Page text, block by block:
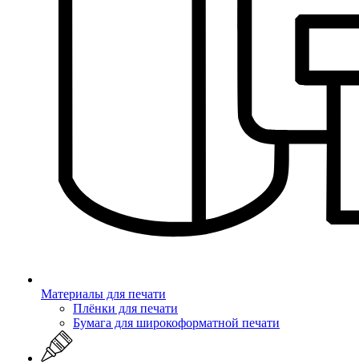
Материалы для печати
Плёнки для печати
Бумага для широкоформатной печати